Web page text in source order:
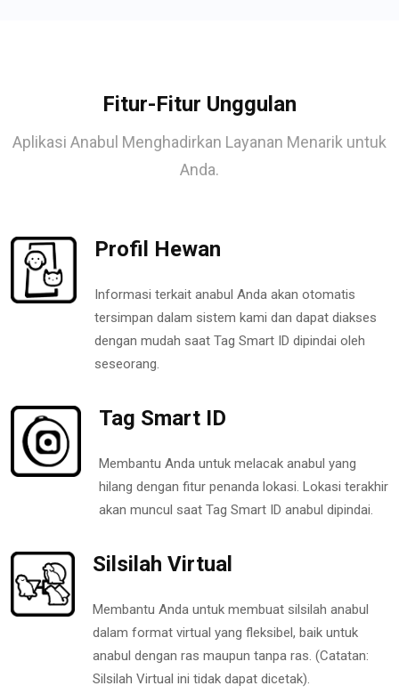
Fitur-Fitur Unggulan
Aplikasi Anabul Menghadirkan Layanan Menarik untuk
Anda.
Profil Hewan
Informasi terkait anabul Anda akan otomatis
tersimpan dalam sistem kami dan dapat diakses
dengan mudah saat Tag Smart ID dipindai oleh
seseorang.
Tag Smart ID
Membantu Anda untuk melacak anabul yang
hilang dengan fitur penanda lokasi. Lokasi terakhir
akan muncul saat Tag Smart ID anabul dipindai.
Silsilah Virtual
Membantu Anda untuk membuat silsilah anabul
dalam format virtual yang fleksibel, baik untuk
anabul dengan ras maupun tanpa ras. (Catatan:
Silsilah Virtual ini tidak dapat dicetak).